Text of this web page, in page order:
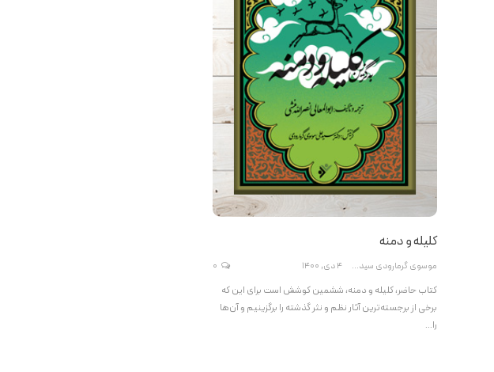
کلیله و دمنه
موسوی گرمارودی سیدعلی 4 دی, 1400
کتاب حاضر، کلیله و دمنه، ششمین کوشش است برای این که
برخی از برجسته‌ترین آثار نظم و نثر گذشته را برگزینیم و آن‌ها
را…